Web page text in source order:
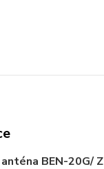
BEN-20G/ Z